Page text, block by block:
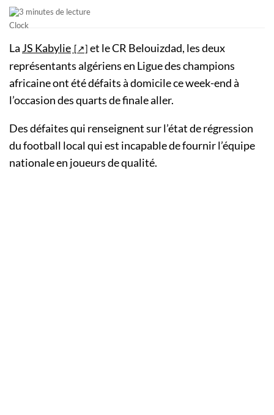
3 minutes de lecture
La JS Kabylie
et le CR Belouizdad, les deux
représentants algériens en Ligue des champions
africaine ont été défaits à domicile ce week-end à
l’occasion des quarts de finale aller.
Des défaites qui renseignent sur l’état de régression
du football local qui est incapable de fournir l’équipe
nationale en joueurs de qualité.